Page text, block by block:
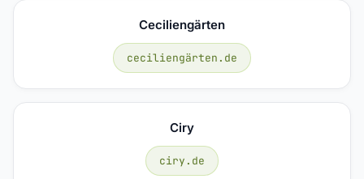
Ceciliengärten
ceciliengärten.de
Ciry
ciry.de